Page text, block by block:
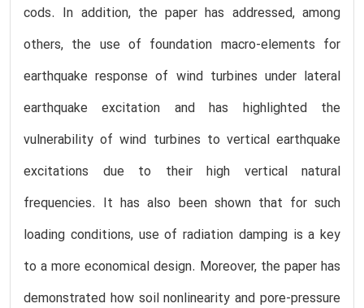
cods. In addition, the paper has addressed, among
others, the use of foundation macro-elements for
earthquake response of wind turbines under lateral
earthquake excitation and has highlighted the
vulnerability of wind turbines to vertical earthquake
excitations due to their high vertical natural
frequencies. It has also been shown that for such
loading conditions, use of radiation damping is a key
to a more economical design. Moreover, the paper has
demonstrated how soil nonlinearity and pore-pressure